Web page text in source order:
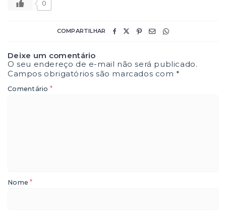
0
COMPARTILHAR
Deixe um comentário
O seu endereço de e-mail não será publicado.
Campos obrigatórios são marcados com*
Comentário *
Nome*